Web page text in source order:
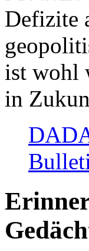
Defizite
ist wohl
in